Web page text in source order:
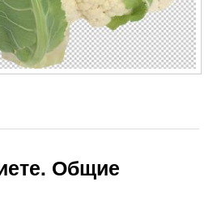
Общие